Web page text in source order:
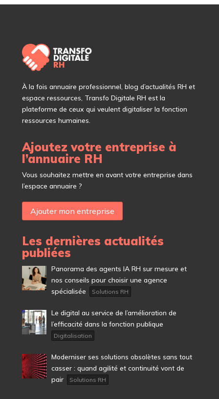
Àla fois annuaire professionnel, blog d’actualités RH et
espace ressources, Transfo Digitale RH est la
plateforme de ceux qui veulent digitaliser la fonction
ressources humaines.
Ajoutez votre entreprise à
l’annuaire RH
Vous souhaitez mettre en avant votre entreprise dans
l’espace annuaire ?
Ajouter mon entreprise
Les dernières actualités
publiées
Panorama des agents IA RH sur mesure et
nos conseils pour choisir une agence
spécialisée
Solutions RH
Le digital au service de l’amélioration de
l’efficacité dans la fonction publique
Digitalisation
Moderniser ses solutions obsolètes sans tout
casser : quand agilité et continuité vont de
pair
Solutions RH